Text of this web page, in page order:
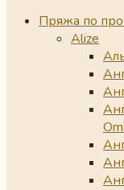
Пряжа по
Alize